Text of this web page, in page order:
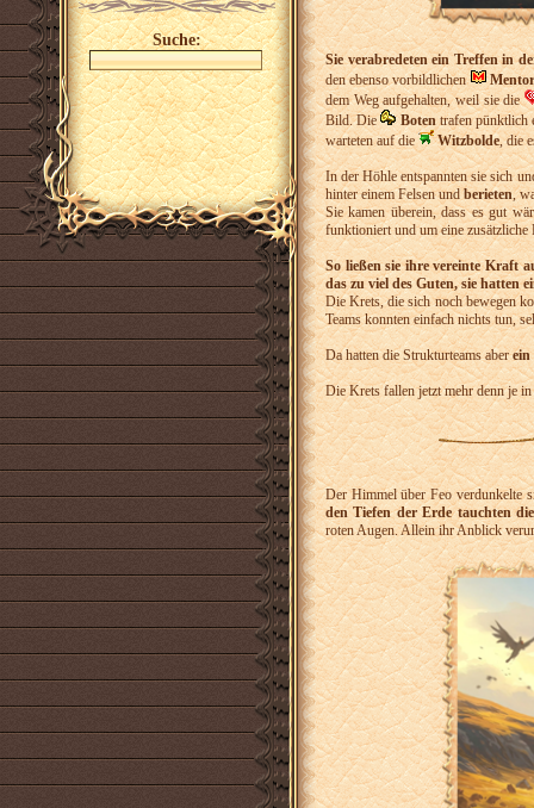
Suche:
Sie verabredeten ein Treffen in
den ebenso vorbildlichen
dem Weg aufgehalten, weil sie die
Bild. Die
Botentrafen pünktlich
warteten auf die
Witzbolde, die
In der Höhle entspannten sie sich
hinter einem Felsen undberieten,
Sie kamen überein, dass es gut
funktioniert und um eine
So ließen sie ihre vereinte Kraft
das zu viel des Guten, sie hatten
Die Krets, die sich noch bewegen
Teams konnten einfach nichts tun,
Da hatten die Strukturteams aberein
Die Krets fallen jetzt mehr denn je
Der Himmel über Feo verdunkelte
den Tiefen der Erde tauchten
roten Augen. Allein ihr Anblick